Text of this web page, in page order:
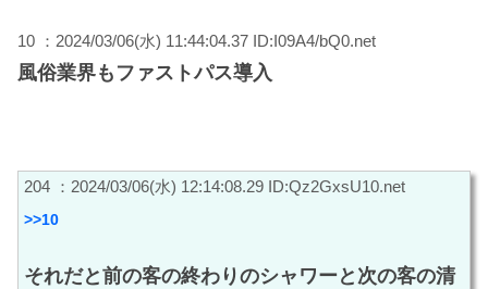
10 ：2024/03/06(水) 11:44:04.37 ID:I09A4/bQ0.net
風俗業界もファストパス導入
204 ：2024/03/06(水) 12:14:08.29 ID:Qz2GxsU10.net
>>10
それだと前の客の終わりのシャワーと次の客の清